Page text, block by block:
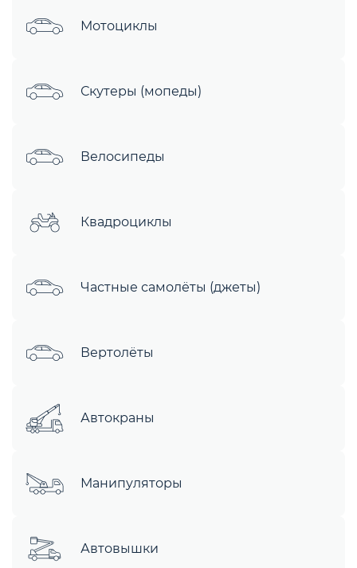
Мотоциклы
Скутеры (мопеды)
Велосипеды
Квадроциклы
Частные самолёты (джеты)
Вертолёты
Автокраны
Манипуляторы
Автовышки